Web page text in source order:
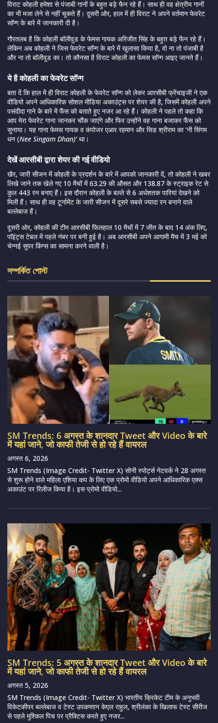
विराट कोहली हमेशा से पंजाबी गानों के बहुत बड़े फैन रहे हैं। साथ ही वह क्षेत्रीय गानों
का भी मजा लेने से नहीं चूकते हैं। दूसरी ओर, हाल में ही विराट ने अपने वर्तमान फेवरेट
साॅन्ग के बारे में जानकारी दी है।
गौरतलब है कि कोहली बाॅलीवुड के फेमस गायक अरिजीत सिंह के बहुत बड़े फैन रहे हैं।
लेकिन अब कोहली ने जिस फेवरेट साॅन्ग के बारे में खुलासा किया है, वो ना तो पंजाबी है
और ना तो बाॅलीवुड का। तो कौनसा है विराट कोहली का फेमस साॅन्ग आइए जानते हैं।
ये है कोहली का फेवरेट साॅन्ग
बता दें कि हाल में ही विराट कोहली के फेवरेट साॅन्ग को लेकर आरसीबी फ्रेंचाइजी ने एक
वीडियो अपने आधिकारिक सोशल मीडिया अकाउंट्स पर शेयर की है, जिसमें कोहली अपने
पसंदीदा गाने के बारे में फैंस को बताते हुए नजर आ रहे हैं। कोहली ने पहले तो कहा कि
आप मेरा फेवरेट गाना जानकर चौंक जाएंगे और फिर उन्होंने वह गाना बजाकर फैंस को
सुनाया। यह गाना फेमस गायक व कंपोजर एआर रहमान और सिड श्रीराम का ‘नी सिंगम
धन (Nee Singam Dhan)’था।
देखें आरसीबी द्वारा शेयर की गई वीडियो
खैर, जारी सीजन में कोहली के प्रदर्शन के बारे में आपको जानकारी दें, तो कोहली ने खबर
लिखे जाने तक खेले गए 10 मैचों में 63.29 की औसत और 138.87 के स्ट्राइक रेट से
कुल 443 रन बनाए हैं। इस दौरान कोहली के बल्ले से 6 अर्धशतक पारियां देखने को
मिली हैं। साथ ही वह टूर्नामेंट के जारी सीजन में दूसरे सबसे ज्यादा रन बनाने वाले
बल्लेबाज हैं।
दूसरी ओर, कोहली की टीम आरसीबी फिलहाल 10 मैचों में 7 जीत के बाद 14 अंक लिए,
पाॅइंट्स टेबल में पहले नंबर पर बनी हुई है। अब आरसीबी अपने आगामी मैच में 3 मई को
चेन्नई सुपर किंग्स का सामना करने वाली है।
সম্পর্কিত পোস্ট
SM Trends: 6 अगस्त के शानदार Tweet और Video के बारे
में यहां जाने, जो काफी तेजी से हो रहे हैं वायरल
अगस्त 6, 2026
SM Trends (Image Credit- Twitter X) सोनी स्पोर्ट्स नेटवर्क ने 28 अगस्त
से शुरू होने वाले महिला एशिया कप के लिए एक प्रोमो वीडियो अपने आधिकारिक एक्स
अकाउंट पर रिलीज किया है। इस प्रोमो वीडियो...
SM Trends: 5 अगस्त के शानदार Tweet और Video के बारे
में यहां जाने, जो काफी तेजी से हो रहे हैं वायरल
अगस्त 5, 2026
SM Trends (Image Credit- Twitter X) भारतीय क्रिकेट टीम के अनुभवी
विकेटकीपर बल्लेबाज व टेस्ट उपकप्तान केएल राहुल, श्रीलंका के खिलाफ टेस्ट सीरीज
से पहले मुश्किल पिच पर प्रैक्टिस करते हुए नजर...